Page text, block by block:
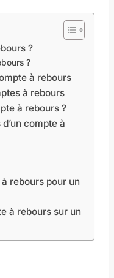
?
?
à rebours
à rebours
à rebours ?
compte à
rebours pour un
à rebours sur un